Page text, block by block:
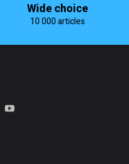
Wide choice
10 000 articles